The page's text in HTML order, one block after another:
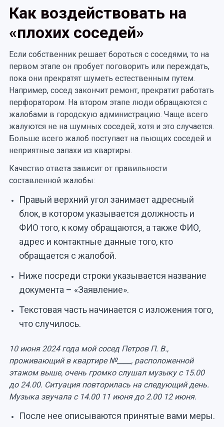
Как воздействовать на
«плохих соседей»
Если собственник решает бороться с соседями, то на
первом этапе он пробует поговорить или переждать,
пока они прекратят шуметь естественным путем.
Например, сосед закончит ремонт, прекратит работать
перфоратором. На втором этапе люди обращаются с
жалобами в городскую администрацию. Чаще всего
жалуются не на шумных соседей, хотя и это случается.
Больше всего жалоб поступает на пьющих соседей и
неприятные запахи из квартиры.
Качество ответа зависит от правильности
составленной жалобы:
Правый верхний угол занимает адресный
блок, в котором указывается должность и
ФИО того, к кому обращаются, а также ФИО,
адрес и контактные данные того, кто
обращается с жалобой.
Ниже посреди строки указывается название
документа – «Заявление».
Текстовая часть начинается с изложения того,
что случилось.
10 июня 2024 года мой сосед Петров П. В.,
проживающий в квартире №____, расположенной
этажом выше, очень громко слушал музыку с 15.00
до 24.00. Ситуация повторилась на следующий день.
Музыка звучала с 14.00 11 июня до 2.00 12 июня.
После нее описываются принятые вами меры.